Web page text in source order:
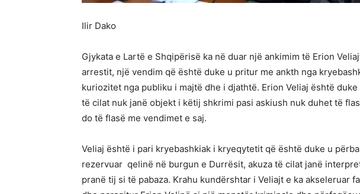
Ilir Dako
Gjykata e Lartë e Shqipërisë ka në duar një ankimim të Erion
arrestit, një vendim që është duke u pritur me ankth nga
kuriozitet nga publiku i majtë dhe i djathtë. Erion Veliaj është
të cilat nuk janë objekt i këtij shkrimi pasi askiush nuk duhet të
do të flasë me vendimet e saj.
Veliaj është i pari kryebashkiak i kryeqytetit që është duke u
rezervuar qelinë në burgun e Durrësit, akuza të cilat janë
pranë tij si të pabaza. Krahu kundërshtar i Veliajt e ka akseleruar